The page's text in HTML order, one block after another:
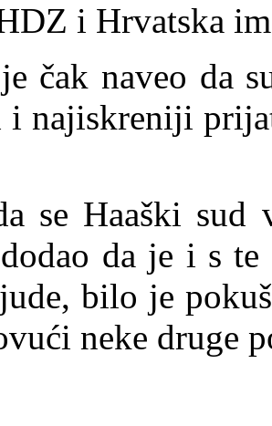
i Hrvatska
čak naveo da
najiskreniji
se Haaški sud
da je i s
bilo je
neke druge